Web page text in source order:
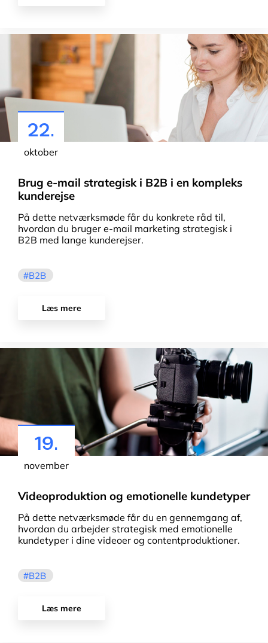
22.
oktober
Brug e-mail strategisk i B2B i en kompleks
kunderejse
På dette netværksmøde får du konkrete råd til,
hvordan du bruger e-mail marketing strategisk i
B2B med lange kunderejser.
B2B
Læs mere
19.
november
Videoproduktion og emotionelle kundetyper
På dette netværksmøde får du en gennemgang af,
hvordan du arbejder strategisk med emotionelle
kundetyper i dine videoer og contentproduktioner.
B2B
Læs mere